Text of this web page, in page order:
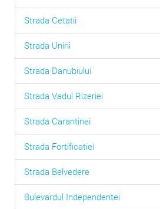
Strada Cetatii
Strada Unirii
Strada Danubiului
Strada Vadul Rizeriei
Strada Carantinei
Strada Fortificatiei
Strada Belvedere
Bulevardul Independentei